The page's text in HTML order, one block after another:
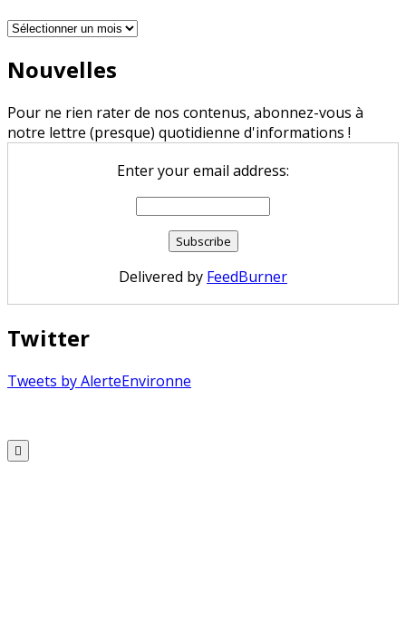
Archives
Nouvelles
Pour ne rien rater de nos contenus, abonnez-vous à
notre lettre (presque) quotidienne d'informations !
Enter your email address:
Delivered by FeedBurner
Twitter
Tweets by AlerteEnvironne
to